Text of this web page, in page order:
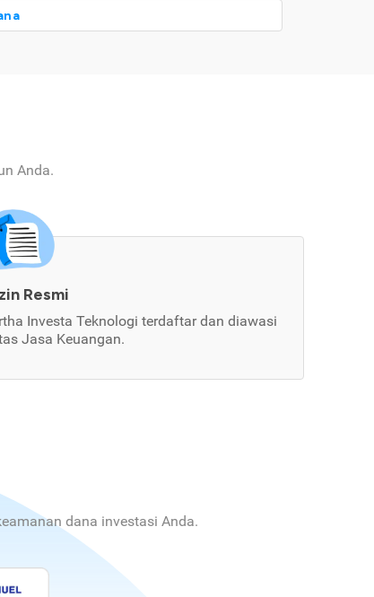
Anda.
Resmi
Investa Teknologi terdaftar dan diawasi
Jasa Keuangan.
dana investasi Anda.